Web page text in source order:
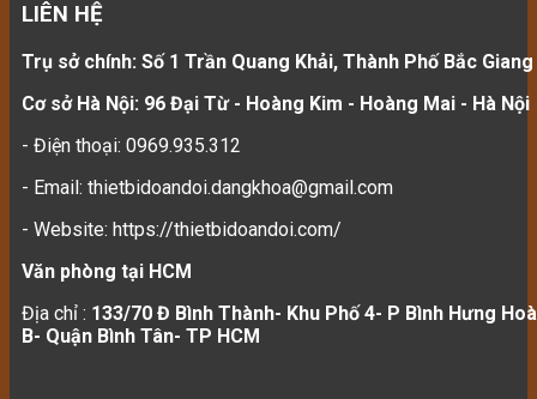
LIÊN HỆ
Trụ sở chính: Số 1 Trần Quang Khải, Thành Phố Bắc Giang
Cơ sở Hà Nội: 96 Đại Từ - Hoàng Kim - Hoàng Mai - Hà Nội
- Điện thoại: 0969.935.312
- Email: thietbidoandoi.dangkhoa@gmail.com
- Website: https://thietbidoandoi.com/
Văn phòng tại HCM
Địa chỉ : 133/70 Đ Bình Thành- Khu Phố 4- P Bình Hưng Hoà
B- Quận Bình Tân- TP HCM